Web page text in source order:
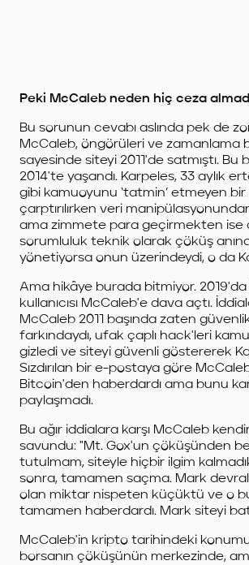
Peki McCaleb neden hiç ceza
Bu sorunun cevabı aslında pek de
McCaleb, öngörüleri ve zamanlama
sayesinde siteyi 2011'de satmıştı. Bu
2014'te yaşandı. Karpeles, 33 aylık
gibi kamuoyunu ‘tatmin’ etmeyen
çarptırılırken veri
ama zimmete para geçirmekten ise
sorumluluk teknik olarak çöküş
yönetiyorsa onun üzerindeydi, o da
Ama hikâye burada bitmiyor. 2019'da
kullanıcısı McCaleb'e dava açtı.
McCaleb 2011 başında zaten güvenlik
farkındaydı, ufak çaplı hack'leri
gizledi ve siteyi güvenli göstererek
Sızdırılan bir e-postaya göre
Bitcoin'den haberdardı ama bunu
paylaşmadı.
Bu ağır iddialara karşı McCaleb
savundu: "Mt. Gox'un çöküşünden
tutulmam, siteyle hiçbir ilgim
sonra, tamamen saçma. Mark
olan miktar nispeten küçüktü ve o
tamamen haberdardı. Mark siteyi
McCaleb'in kripto tarihindeki
borsanın çöküşünün merkezinde,